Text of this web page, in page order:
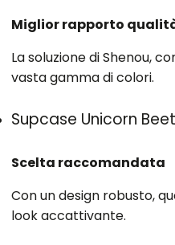
Miglior rapporto
La soluzione di Shenou,
vasta gamma di colori.
Supcase Unicorn
Scelta raccomandata
Con un design robusto,
look accattivante.